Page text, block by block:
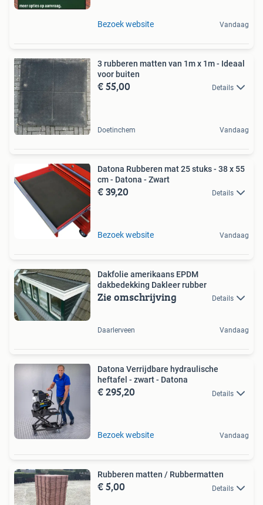
Bezoek website Vandaag
3 rubberen matten van 1m x 1m - Ideaal
voor buiten
€ 55,00 Details
Doetinchem Vandaag
Datona Rubberen mat 25 stuks - 38 x 55
cm - Datona - Zwart
€ 39,20 Details
Bezoek website Vandaag
Dakfolie amerikaans EPDM
dakbedekking Dakleer rubber
Zie omschrijving Details
Daarlerveen Vandaag
Datona Verrijdbare hydraulische
heftafel - zwart - Datona
€ 295,20 Details
Bezoek website Vandaag
Rubberen matten / Rubbermatten
€ 5,00 Details